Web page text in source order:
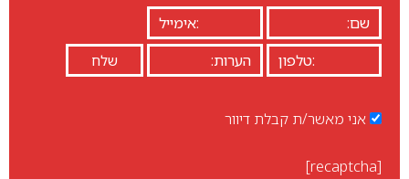
אני מאשר/ת קבלת דיוור
[recaptcha]